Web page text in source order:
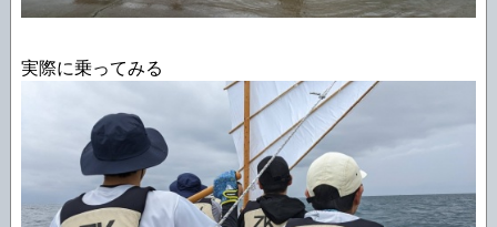
実際に乗ってみる